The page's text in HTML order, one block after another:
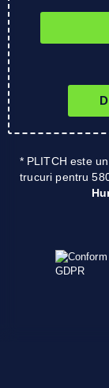
* PLITCH este
trucuri pentru